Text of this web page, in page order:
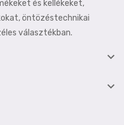
és kellékeket,
öntözéstechnikai
választékban.

